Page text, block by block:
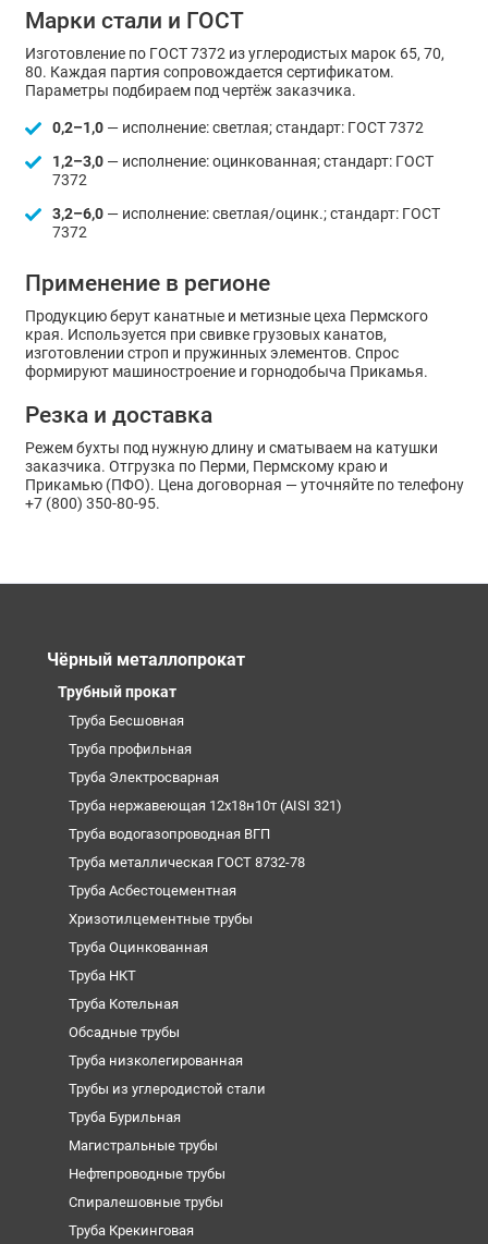
Марки стали и ГОСТ
Изготовление по ГОСТ 7372 из углеродистых марок 65, 70,
80. Каждая партия сопровождается сертификатом.
Параметры подбираем под чертёж заказчика.
0,2–1,0— исполнение: светлая; стандарт: ГОСТ 7372
1,2–3,0— исполнение: оцинкованная; стандарт: ГОСТ
7372
3,2–6,0— исполнение: светлая/оцинк.; стандарт: ГОСТ
7372
Применение в регионе
Продукцию берут канатные и метизные цеха Пермского
края. Используется при свивке грузовых канатов,
изготовлении строп и пружинных элементов. Спрос
формируют машиностроение и горнодобыча Прикамья.
Резка и доставка
Режем бухты под нужную длину и сматываем на катушки
заказчика. Отгрузка по Перми, Пермскому краю и
Прикамью (ПФО). Цена договорная — уточняйте по телефону
+7 (800) 350-80-95.
Чёрный металлопрокат
Трубный прокат
Труба Бесшовная
Труба профильная
Труба Электросварная
Труба нержавеющая 12х18н10т (AISI 321)
Труба водогазопроводная ВГП
Труба металлическая ГОСТ 8732-78
Труба Асбестоцементная
Хризотилцементные трубы
Труба Оцинкованная
Труба НКТ
Труба Котельная
Обсадные трубы
Труба низколегированная
Трубы из углеродистой стали
Труба Бурильная
Магистральные трубы
Нефтепроводные трубы
Спиралешовные трубы
Труба Крекинговая